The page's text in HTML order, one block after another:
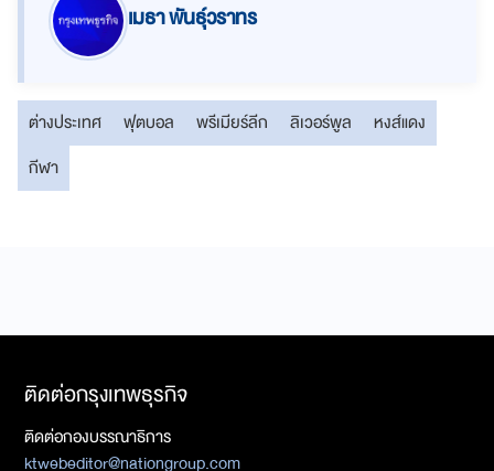
เมธา พันธุ์วราทร
ต่างประเทศ ฟุตบอล พรีเมียร์ลีก ลิเวอร์พูล
หงส์แดง
กีฬา
ติดต่อกรุงเทพธุรกิจ
ติดต่อกองบรรณาธิการ
ktwebeditor@nationgroup.com